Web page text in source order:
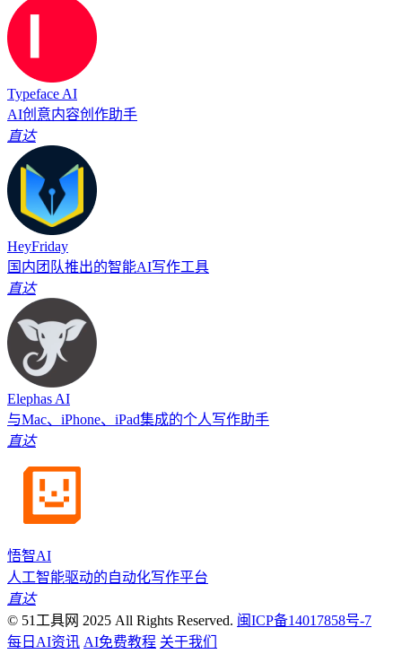
Typeface AI
AI创意内容创作助手
直达
HeyFriday
国内团队推出的智能AI写作工具
直达
Elephas AI
与Mac、iPhone、iPad集成的个人写作助手
直达
悟智AI
人工智能驱动的自动化写作平台
直达
© 51工具网 2025 All Rights Reserved. 闽ICP备14017858号-7
每日AI资讯 AI免费教程 关于我们